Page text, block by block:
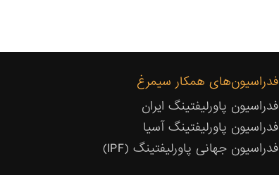
فدراسیون‌های همکار سیمرغ
فدراسیون پاورلیفتینگ ایران
فدراسیون پاورلیفتینگ آسیا
فدراسیون جهانی پاورلیفتینگ (IPF)